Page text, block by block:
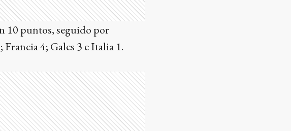
10 puntos, seguido por
4; Gales 3 e Italia 1.